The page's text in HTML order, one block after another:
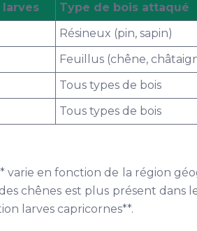
larves Type de bois attaqué
Résineux (pin, sapin)
Feuillus (chêne,
Tous types de bois
Tous types de bois
varie en fonction de la région
chênes est plus présent
larves capricornes**.